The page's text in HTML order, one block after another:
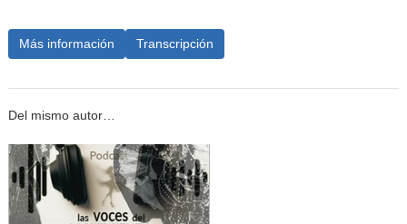
Más información Transcripción
Del mismo autor…